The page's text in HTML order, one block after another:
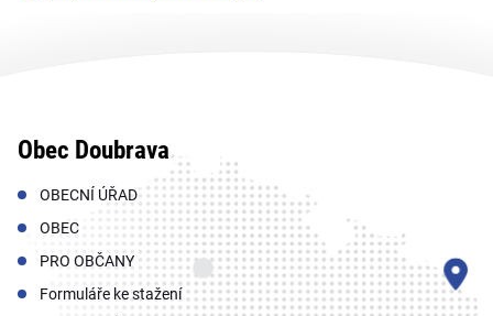
Obec Doubrava
OBECNÍ ÚŘAD
OBEC
PRO OBČANY
Formuláře ke stažení